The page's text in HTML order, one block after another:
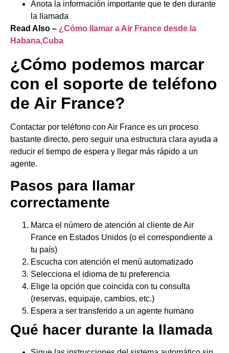
Anota la información importante que te den durante
la llamada
Read Also – ¿Cómo llamar a Air France desde la
Habana,Cuba
¿Cómo podemos marcar
con el soporte de teléfono
de Air France?
Contactar por teléfono con Air France es un proceso
bastante directo, pero seguir una estructura clara ayuda a
reducir el tiempo de espera y llegar más rápido a un
agente.
Pasos para llamar
correctamente
Marca el número de atención al cliente de Air
France en Estados Unidos (o el correspondiente a
tu país)
Escucha con atención el menú automatizado
Selecciona el idioma de tu preferencia
Elige la opción que coincida con tu consulta
(reservas, equipaje, cambios, etc.)
Espera a ser transferido a un agente humano
Qué hacer durante la llamada